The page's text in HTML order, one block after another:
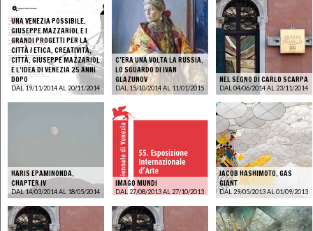
UNA VENEZIA POSSIBILE.
GIUSEPPE MAZZARIOL E I
GRANDI PROGETTI PER LA
CITTÀ / ETICA, CREATIVITÀ,
CITTÀ. GIUSEPPE MAZZARIOL
E L’IDEA DI VENEZIA 25 ANNI
DOPO
DAL 19/11/2014 AL 20/11/2014
C’ERA UNA VOLTA LA RUSSIA.
LO SGUARDO DI IVAN
GLAZUNOV
DAL 15/10/2014 AL 11/01/2015
NEL SEGNO DI CARLO SCARPA
DAL 04/06/2014 AL 23/11/2014
HARIS EPAMINONDA.
CHAPTER IV
DAL 14/03/2014 AL 18/05/2014
IMAGO MUNDI
DAL 27/08/2013 AL 27/10/2013
JACOB HASHIMOTO. GAS
GIANT
DAL 29/05/2013 AL 01/09/2013